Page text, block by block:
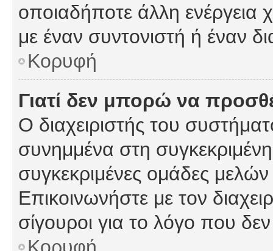
οποιαδήποτε άλλη ενέργεια
με έναν συντονιστή ή έναν
Κορυφή
Γιατί δεν μπορώ να
Ο διαχειριστής του
συνημμένα στη
συγκεκριμένες ομάδες
Επικοινωνήστε με τον
σίγουροι για το λόγο που